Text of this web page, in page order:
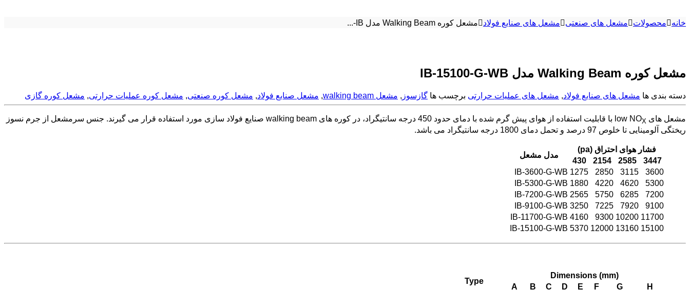
خانه محصولات مشعل های صنعتی مشعل های صنایع فولاد مشعل کوره Walking Beam مدل IB-...
مشعل کوره Walking Beam مدل IB-15100-G-WB
دسته بندی ها مشعل های صنایع فولاد, مشعل های عملیات حرارتی برچسب ها گازسوز , مشعل walking beam , مشعل صنایع فولاد, مشعل کوره صنعتی, مشعل کوره عملیات حرارتی, مشعل کوره گازی
مشعل های low NO X
با قابلیت استفاده از هوای پیش گرم شده با دمای حدود 450 درجه سانتیگراد، در کوره های walking beam صنایع فولاد سازی مورد استفاده قرار می گیرند. جنس سرمشعل از جرم نسوز
ریختگی آلومینایی تا خلوص 97 درصد و تحمل دمای 1800 درجه سانتیگراد می باشد.
فشار هوای احتراق (pa)
مدل مشعل
3447
2585
2154
430
3600
3115
2850
1275
IB-3600-G-WB
5300
4620
4220
1880
IB-5300-G-WB
7200
6285
5750
2565
IB-7200-G-WB
9100
7920
7225
3250
IB-9100-G-WB
11700
10200
9300
4160
IB-11700-G-WB
15100
13160
12000
5370
IB-15100-G-WB
Dimensions (mm)
Type
H
G
F
E
D
C
B
A